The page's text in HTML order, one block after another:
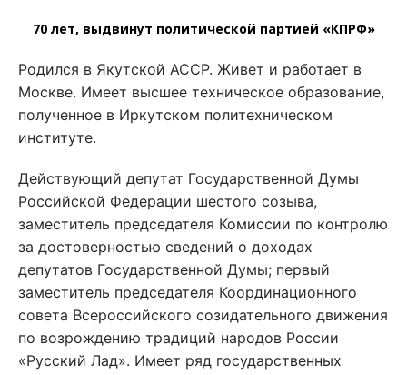
70 лет, выдвинут политической партией «КПРФ»
Родился в Якутской АССР. Живет и работает в
Москве. Имеет высшее техническое образование,
полученное в Иркутском политехническом
институте.
Действующий депутат Государственной Думы
Российской Федерации шестого созыва,
заместитель председателя Комиссии по контролю
за достоверностью сведений о доходах
депутатов Государственной Думы; первый
заместитель председателя Координационного
совета Всероссийского созидательного движения
по возрождению традиций народов России
«Русский Лад». Имеет ряд государственных